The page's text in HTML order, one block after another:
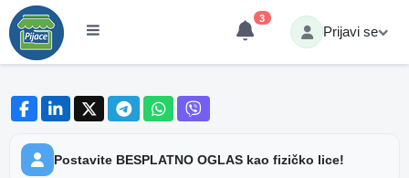
3
Prijavi se
Postavite BESPLATNO OGLAS kao fizičko lice!